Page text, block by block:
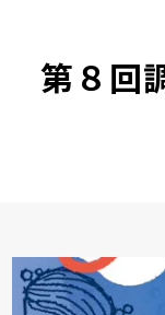
第８回
第８回調布市せん